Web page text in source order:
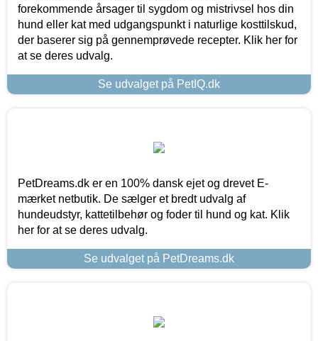
forekommende årsager til sygdom og mistrivsel hos din
hund eller kat med udgangspunkt i naturlige kosttilskud,
der baserer sig på gennemprøvede recepter. Klik her for
at se deres udvalg.
Se udvalget på PetIQ.dk
PetDreams.dk er en 100% dansk ejet og drevet E-
mærket netbutik. De sælger et bredt udvalg af
hundeudstyr, kattetilbehør og foder til hund og kat. Klik
her for at se deres udvalg.
Se udvalget på PetDreams.dk